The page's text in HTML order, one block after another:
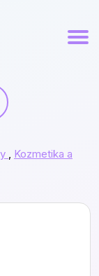
, Kozmetika a